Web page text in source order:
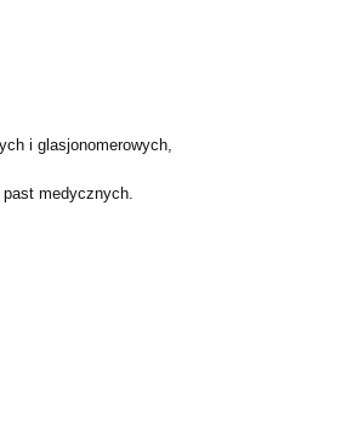
i glasjonomerowych,
medycznych.